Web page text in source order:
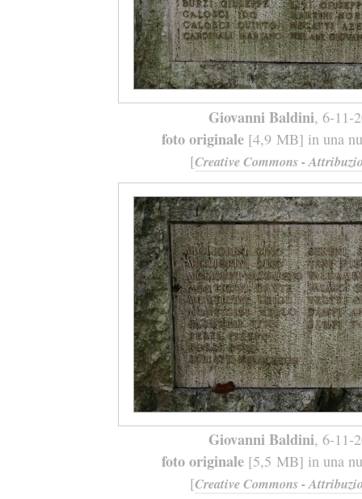
Giovanni Baldini, 6-11-
foto originale[4,9 MB] in una
[Creative Commons -
Giovanni Baldini, 6-11-
foto originale[5,5 MB] in una
[Creative Commons -